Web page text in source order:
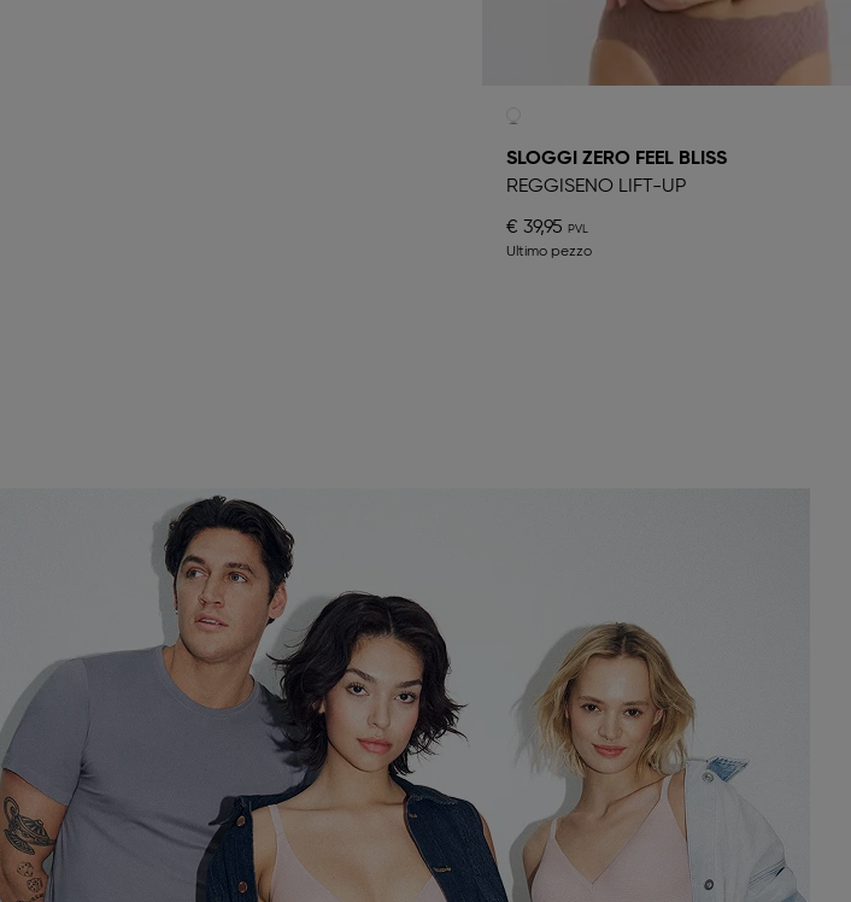
SLOGGI ZERO FEEL BLISS
REGGISENO LIFT-UP
€ 39,95
Ultimo pezzo